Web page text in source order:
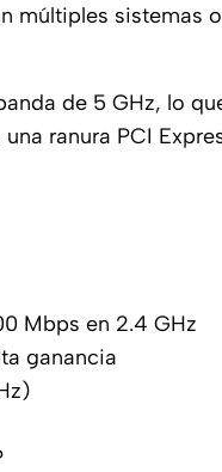
múltiples sistemas
de 5 GHz, lo
una ranura PCI
Mbps en 2.4 GHz
ganancia